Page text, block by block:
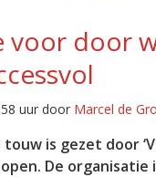
voor door
uur door Marcel de
is gezet door
De